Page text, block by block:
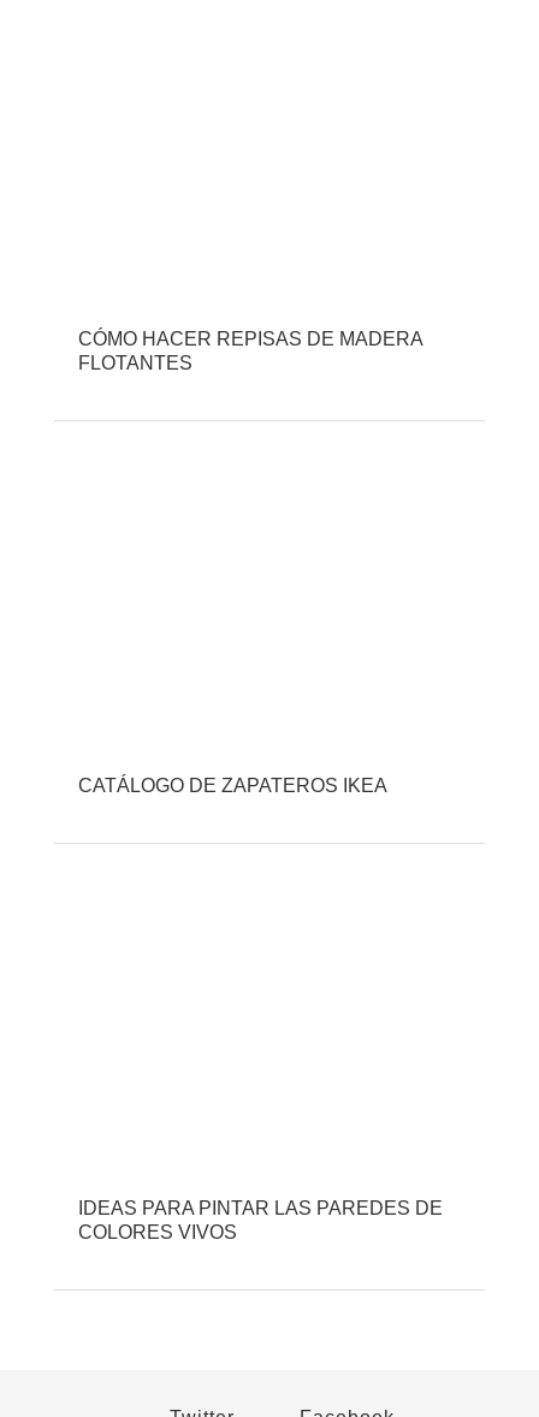
CÓMO HACER REPISAS DE MADERA
FLOTANTES
CATÁLOGO DE ZAPATEROS IKEA
IDEAS PARA PINTAR LAS PAREDES DE
COLORES VIVOS